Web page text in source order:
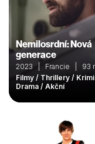
Nemilosrdní: Nová
generace
2023 | Francie | 93
Filmy / Thrillery /
Drama / Akční